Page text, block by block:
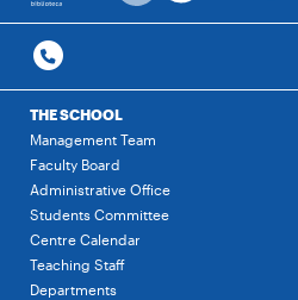
THE SCHOOL
Management Team
Faculty Board
Administrative Office
Students Committee
Centre Calendar
Teaching Staff
Departments